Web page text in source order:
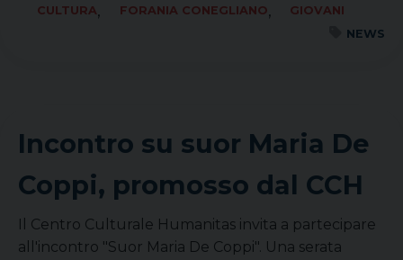
CULTURA, FORANIA CONEGLIANO,
GIOVANI
NEWS
Incontro su suor Maria De
Coppi, promosso dal CCH
Il Centro Culturale Humanitas invita a partecipare
all'incontro "Suor Maria De Coppi". Una serata